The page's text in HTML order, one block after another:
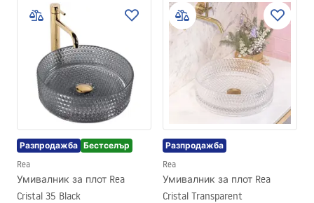
Разпродажба Бестселър
Rea
Умивалник за плот Rea
Cristal 35 Black
Разпродажба
Rea
Умивалник за плот Rea
Cristal Transparent